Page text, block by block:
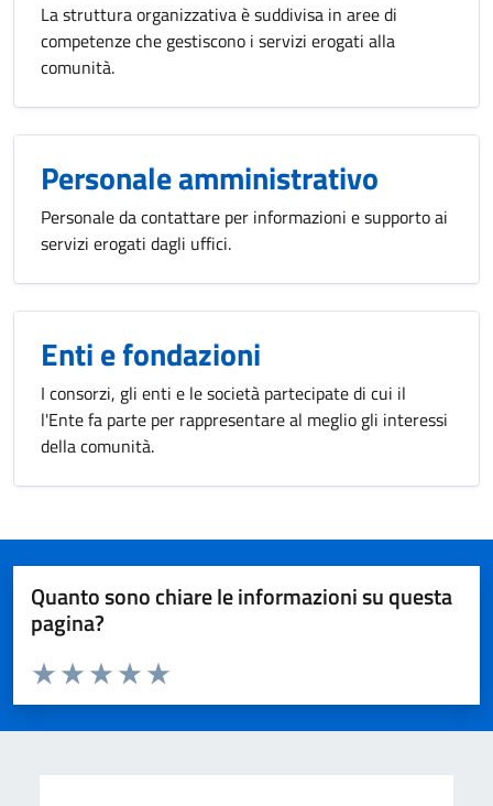
La struttura organizzativa è suddivisa in aree di
competenze che gestiscono i servizi erogati alla
comunità.
Personale amministrativo
Personale da contattare per informazioni e supporto ai
servizi erogati dagli uffici.
Enti e fondazioni
I consorzi, gli enti e le società partecipate di cui il
l'Ente fa parte per rappresentare al meglio gli interessi
della comunità.
Quanto sono chiare le informazioni su questa
pagina?
Valuta da 1 a 5 stelle la pagina
Valuta 5 stelle su 5
Valuta 4 stelle su 5
Valuta 3 stelle su 5
Valuta 2 stelle su 5
Valuta 1 stelle su 5